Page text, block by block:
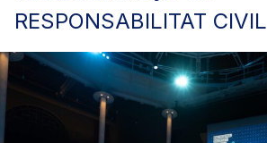
RESPONSABILITAT CIVIL